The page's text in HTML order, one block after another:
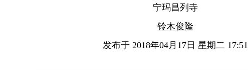
宁玛昌列寺
铃木俊隆
发布于 2018年04月17日 星期二 17:51